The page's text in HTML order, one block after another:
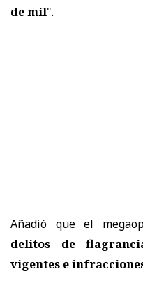
de mil".
Añadió que el
delitos de
vigentes e